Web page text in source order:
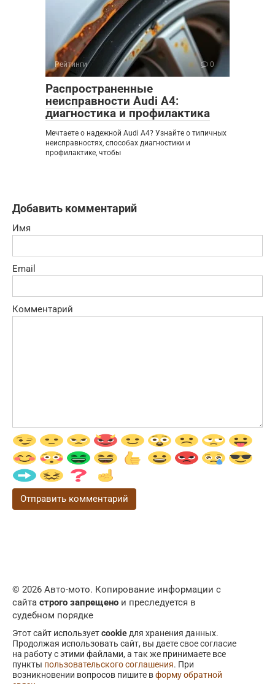
Рейтинги 0
Распространенные
неисправности Audi A4:
диагностика и профилактика
Мечтаете о надежной Audi A4? Узнайте о типичных
неисправностях, способах диагностики и
профилактике, чтобы
Добавить комментарий
Имя
Email
Комментарий
© 2026 Авто-мото. Копирование информации с
сайта строго запрещено и преследуется в
судебном порядке
Этот сайт используетcookieдля хранения данных.
Продолжая использовать сайт, вы даете свое согласие
на работу с этими файлами, а так же принимаете все
пункты пользовательского соглашения. При
возникновении вопросов пишите вформу обратной